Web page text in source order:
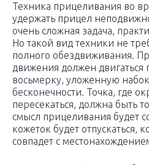
Техника прицеливания во
удержать прицел
очень сложная задача,
Но такой вид техники не
полного обездвиживания.
движения должен
восьмерку, уложенную
бесконечности. Точка, где
пересекаться, должна быть
смысл прицеливания будет
кожеток будет отпускаться,
совпадет с